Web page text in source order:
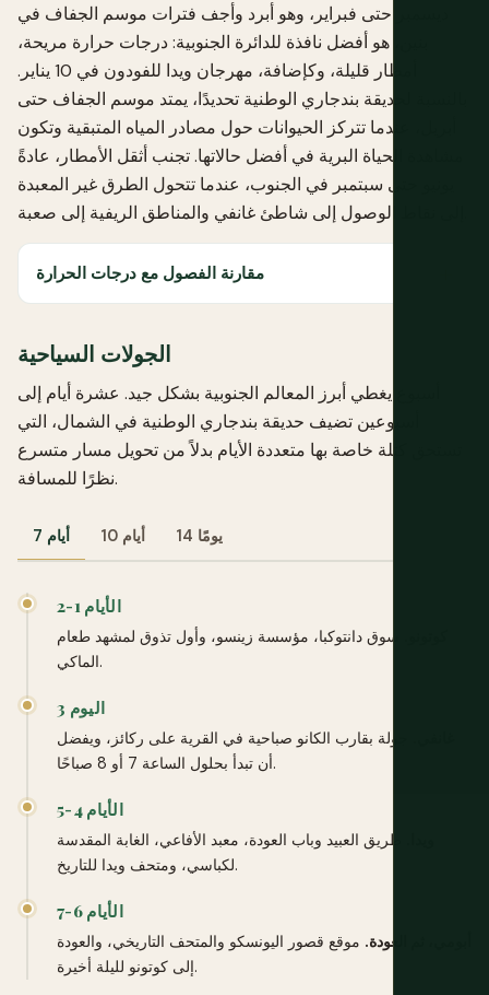
ديسمبر حتى فبراير، وهو أبرد وأجف فترات موسم الجفاف في
بنين، هو أفضل نافذة للدائرة الجنوبية: درجات حرارة مريحة،
أمطار قليلة، وكإضافة، مهرجان ويدا للفودون في 10 يناير.
بالنسبة لحديقة بندجاري الوطنية تحديدًا، يمتد موسم الجفاف حتى
أبريل، عندما تتركز الحيوانات حول مصادر المياه المتبقية وتكون
مشاهدة الحياة البرية في أفضل حالاتها. تجنب أثقل الأمطار، عادةً
يونيو حتى سبتمبر في الجنوب، عندما تتحول الطرق غير المعبدة
مقارنة الفصول مع درجات الحرارة
الجولات السياحية
أسبوع يغطي أبرز المعالم الجنوبية بشكل جيد. عشرة أيام إلى
أسبوعين تضيف حديقة بندجاري الوطنية في الشمال، التي
تستحق كتلة خاصة بها متعددة الأيام بدلاً من تحويل مسار متسرع
نظرًا للمسافة.
7 أيام 10 أيام 14 يومًا
الأيام 1-2
سوق دانتوكبا، مؤسسة زينسو، وأول تذوق لمشهد طعام
الماكي.
اليوم 3
جولة بقارب الكانو صباحية في القرية على ركائز، ويفضل
أن تبدأ بحلول الساعة 7 أو 8 صباحًا.
الأيام 4-5
طريق العبيد وباب العودة، معبد الأفاعي، الغابة المقدسة
لكباسي، ومتحف ويدا للتاريخ.
الأيام 6-7
أبومي، ثم العودة. موقع قصور اليونسكو والمتحف التاريخي، والعودة
إلى كوتونو لليلة أخيرة.